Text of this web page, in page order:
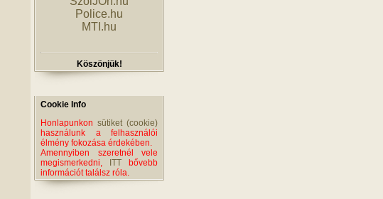
Police.hu
MTI.hu
Köszönjük!
Cookie Info
Honlapunkon sütiket (cookie)
használunk a felhasználói
élmény fokozása érdekében.
Amennyiben szeretnél vele
megismerkedni,
ITT bővebb
információt találsz róla.